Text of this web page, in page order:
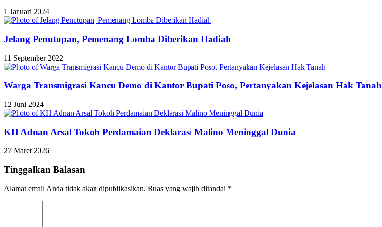
1 Januari 2024
Jelang Penutupan, Pemenang Lomba Diberikan Hadiah
11 September 2022
Warga Transmigrasi Kancu Demo di Kantor Bupati Poso, Pertanyakan Kejelasan Hak Tanah
12 Juni 2024
KH Adnan Arsal Tokoh Perdamaian Deklarasi Malino Meninggal Dunia
27 Maret 2026
Tinggalkan Balasan
Alamat email Anda tidak akan dipublikasikan. Ruas yang wajib ditandai *